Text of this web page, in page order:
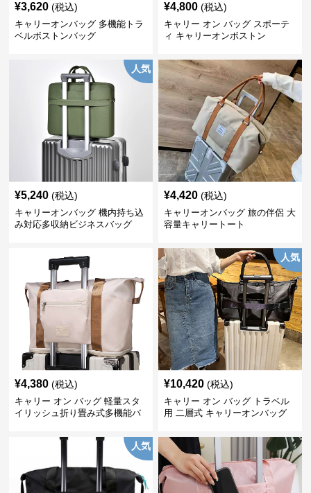
¥3,620 (税込)
キャリーオンバッグ 多機能トラ
ベルボストンバッグ
¥4,800 (税込)
キャリー オン バッグ スポーテ
ィ キャリーオンボストン
人気
¥5,240 (税込)
キャリーオンバッグ 機内持ち込
み対応多収納ビジネスバッグ
¥4,420 (税込)
キャリーオンバッグ 旅の伴侶 大
容量キャリートート
¥4,380 (税込)
キャリー オン バッグ 軽量スタ
イリッシュ折り畳み式多機能バ
人気
¥10,420 (税込)
キャリー オン バッグ トラベル
用 二層式 キャリーオンバッグ
人気